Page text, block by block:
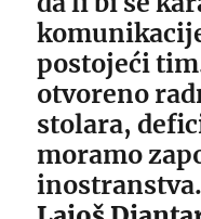
postojeći
otvoreno
stolara,
moramo